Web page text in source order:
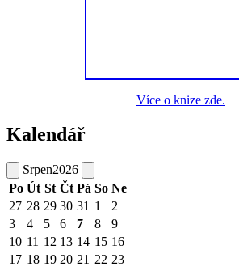
Více o knize zde.
Kalendář
Srpen2026
Po Út St Čt Pá So Ne
27 28 29 30 31 1
2
3
4 5 6 7 8
9
10 11 12 13 14 15 16
17 18 19 20 21 22 23